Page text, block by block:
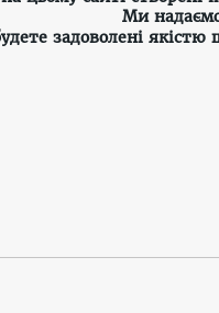
Ми
задоволені